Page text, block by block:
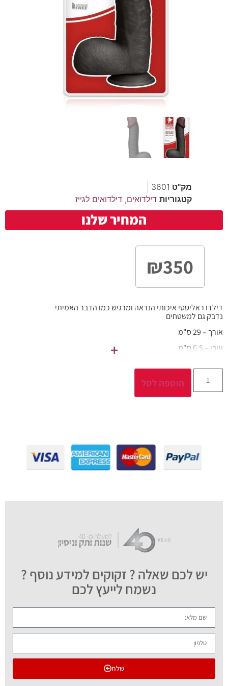
המחיר שלנו
₪350
דילדו ראליסטי איכותי הנראה ומרגיש כמו הדבר האמיתי
נדבק גם למשטחים
אורך – 29 ס"מ
עובי – 6.5 ס"מ
+
הוספה לסל
מק"ט 3601
קטגוריות דילדואים,דילדואים לגייז
יש לכם שאלה ? זקוקים למידע נוסף ?
נשמח לייעץ לכם
שלח